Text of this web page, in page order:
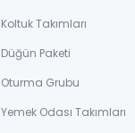
Koltuk Takımları
Düğün Paketi
Oturma Grubu
Yemek Odası Takımları